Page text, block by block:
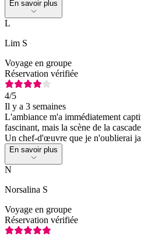
En savoir plus
L
Lim S
Voyage en groupe
Réservation vérifiée
4/5
Il y a 3 semaines
L'ambiance m'a immédiatement
fascinant, mais la scène de la
Un chef-d'œuvre que je n'oublierai
En savoir plus
N
Norsalina S
Voyage en groupe
Réservation vérifiée